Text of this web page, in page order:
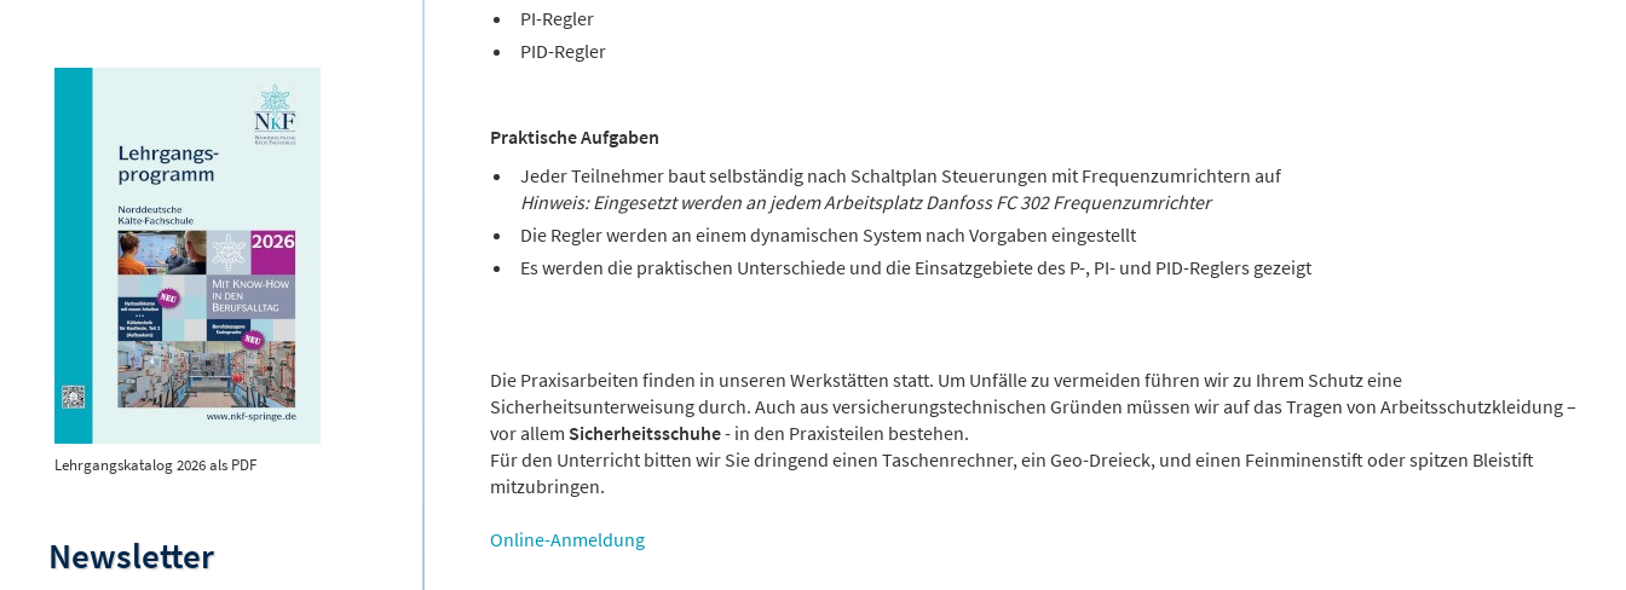
Lehrgangskatalog 2026 als PDF
Newsletter
PI-Regler
PID-Regler
Praktische Aufgaben
Jeder Teilnehmer baut selbständig nach Schaltplan Steuerungen mit Frequenzumrichtern auf
Hinweis: Eingesetzt werden an jedem Arbeitsplatz Danfoss FC 302 Frequenzumrichter
Die Regler werden an einem dynamischen System nach Vorgaben eingestellt
Es werden die praktischen Unterschiede und die Einsatzgebiete des P-, PI- und PID-Reglers gezeigt
Die Praxisarbeiten finden in unseren Werkstätten statt. Um Unfälle zu vermeiden führen wir zu Ihrem Schutz eine
Sicherheitsunterweisung durch. Auch aus versicherungstechnischen Gründen müssen wir auf das Tragen von Arbeitsschutzkleidung –
vor allem Sicherheitsschuhe- in den Praxisteilen bestehen.
Für den Unterricht bitten wir Sie dringend einen Taschenrechner, ein Geo-Dreieck, und einen Feinminenstift oder spitzen Bleistift
mitzubringen.
Online-Anmeldung